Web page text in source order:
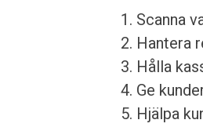
Scanna
Hantera
Hålla
Ge
Hjälpa